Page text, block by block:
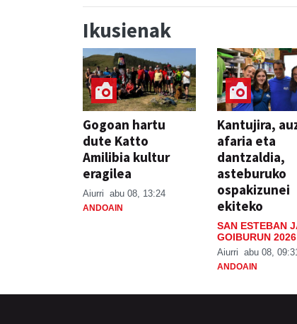
Ikusienak
Gogoan hartu
dute Katto
Amilibia kultur
eragilea
Aiurri abu 08, 13:24
ANDOAIN
Kantujira,
afaria eta
dantzaldia,
asteburuko
ospakizunei
ekiteko
SAN ESTEBAN
GOIBURUN 2026
Aiurri abu 08,
ANDOAIN